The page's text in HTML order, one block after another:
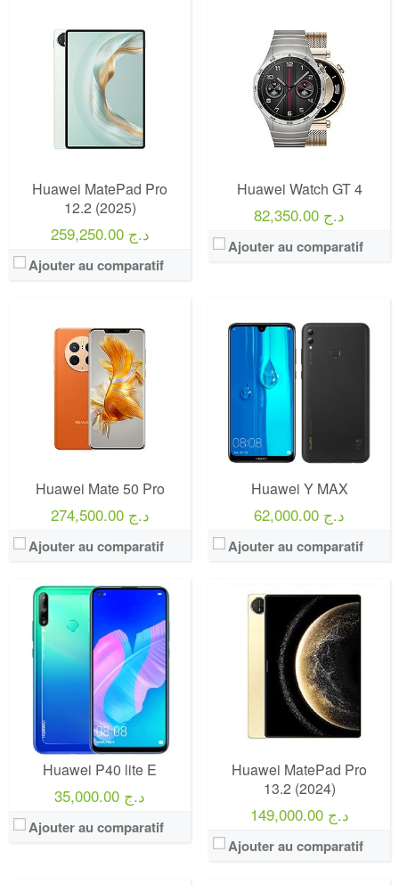
Huawei MatePad Pro
12.2 (2025)
259,250.00 د.ج
Ajouter au comparatif
Huawei Watch GT 4
82,350.00 د.ج
Ajouter au comparatif
Huawei Mate 50 Pro
274,500.00 د.ج
Ajouter au comparatif
Huawei Y MAX
62,000.00 د.ج
Ajouter au comparatif
Huawei P40 lite E
35,000.00 د.ج
Ajouter au comparatif
Huawei MatePad Pro
13.2 (2024)
149,000.00 د.ج
Ajouter au comparatif